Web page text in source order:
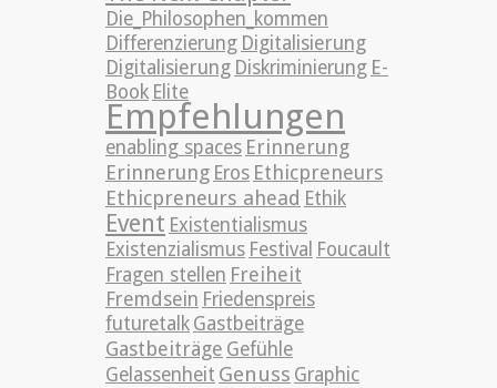
Die_Philosophen_kommen
Differenzierung Digitalisierung
Digitalisierung Diskriminierung E-
Book Elite
Empfehlungen
enabling spaces Erinnerung
Erinnerung Eros Ethicpreneurs
Ethicpreneurs ahead Ethik
Event Existentialismus
Existenzialismus Festival Foucault
Fragen stellen Freiheit
Fremdsein Friedenspreis
futuretalk Gastbeiträge
Gastbeiträge Gefühle
Gelassenheit Genuss Graphic